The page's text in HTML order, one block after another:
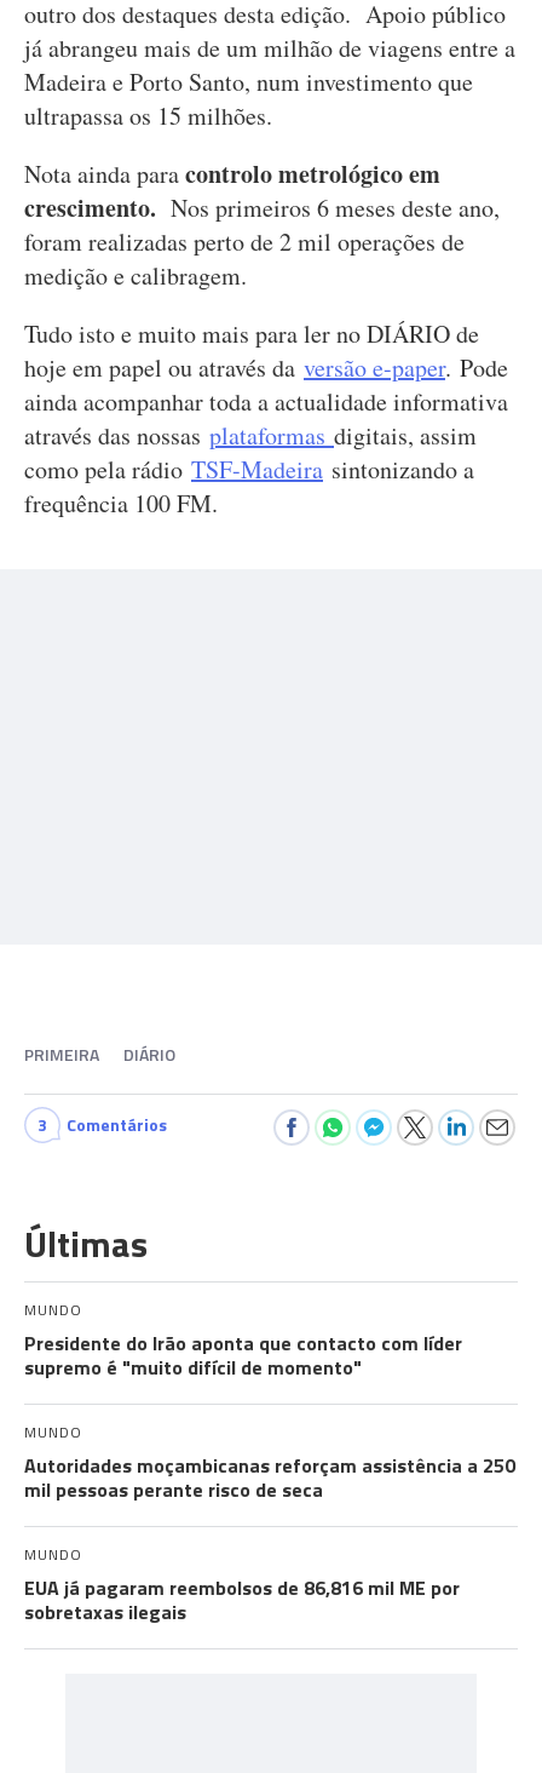
outro dos destaques desta edição. Apoio público
já abrangeu mais de um milhão de viagens entre a
Madeira e Porto Santo, num investimento que
ultrapassa os 15 milhões.
Nota ainda paracontrolo metrológico em
crescimento. Nos primeiros 6 meses deste ano,
foram realizadas perto de 2 mil operações de
medição e calibragem.
Tudo isto e muito mais para ler no DIÁRIO de
hoje em papel ou através da versão e-paper. Pode
ainda acompanhar toda a actualidade informativa
através das nossas plataformas digitais, assim
como pela rádio TSF-Madeira sintonizando a
frequência 100 FM.
PRIMEIRA DIÁRIO
3 Comentários
Últimas
MUNDO
Presidente do Irão aponta que contacto com líder
supremo é "muito difícil de momento"
MUNDO
Autoridades moçambicanas reforçam assistência a 250
mil pessoas perante risco de seca
MUNDO
EUA já pagaram reembolsos de 86,816 mil ME por
sobretaxas ilegais